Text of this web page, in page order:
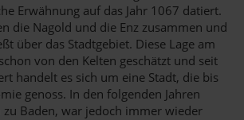
Erwähnung auf das Jahr 1067 datiert.
die Nagold und die Enz zusammen und
über das Stadtgebiet. Diese Lage am
von den Kelten geschätzt und seit
handelt es sich um eine Stadt, die bis
genoss. In den folgenden Jahren
Baden, war jedoch immer wieder